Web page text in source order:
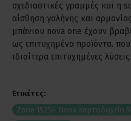
σχεδιαστικές γραμμές και η
αίσθηση γαλήνης και
μπάνιου nova one έχουν
ως επιτυχημένα προϊόντα.
ιδιαίτερα επιτυχημένες
Ετικέτες:
Zone 15254 Nova Χαρτοδοχείο